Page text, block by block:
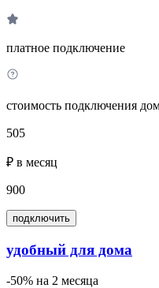
платное подключение
стоимость подключения
505
₽ в месяц
900
подключить
удобный для дома
-50% на 2 месяца